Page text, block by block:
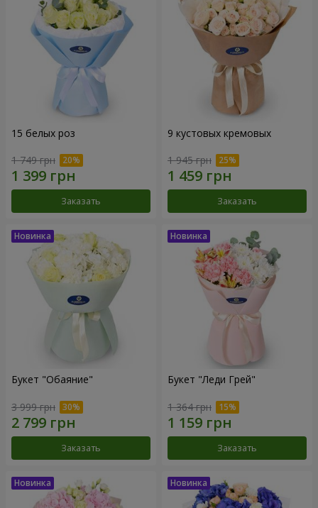
15 белых роз
1 749 грн
Заказать
9 кустовых кремовых
1 945 грн
Заказать
Букет "Обаяние"
3 999 грн
Заказать
Букет "Леди Грей"
1 364 грн
Заказать